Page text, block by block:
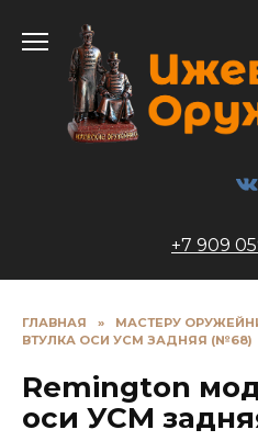
содержанию
+7 909
ГЛАВНАЯ » МАСТЕРУ
ВТУЛКА ОСИ УСМ ЗАДНЯЯ (№68)
Remington
оси УСМ